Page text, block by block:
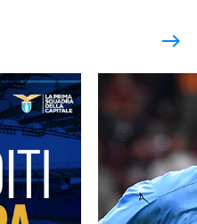
east